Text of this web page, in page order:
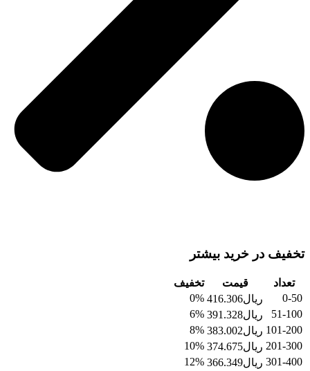
تخفیف در خرید بیشتر
تعداد قیمت
تخفیف
0-50
ریال416.306
0%
51-100
ریال391.328
6%
101-200 ریال383.002
8%
201-300 ریال374.675
10%
301-400 ریال366.349
12%